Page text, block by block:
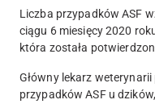
Liczba przypadków ASF
ciągu 6 miesięcy 2020
która została
Główny lekarz
przypadków ASF u